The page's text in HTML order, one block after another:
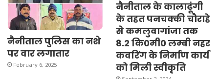
नैनीताल पुलिस का नशे
पर वार लगातार
February 6, 2025
नैनीताल के कालाढूंगी
के तहत पनचक्की चौराहे
से कमलुवागांजा तक
8.2 कि0मी0 लम्बी नहर
कवरिंग के निर्माण कार्य
को मिली स्वीकृति